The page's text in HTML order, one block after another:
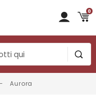
0
Aurora